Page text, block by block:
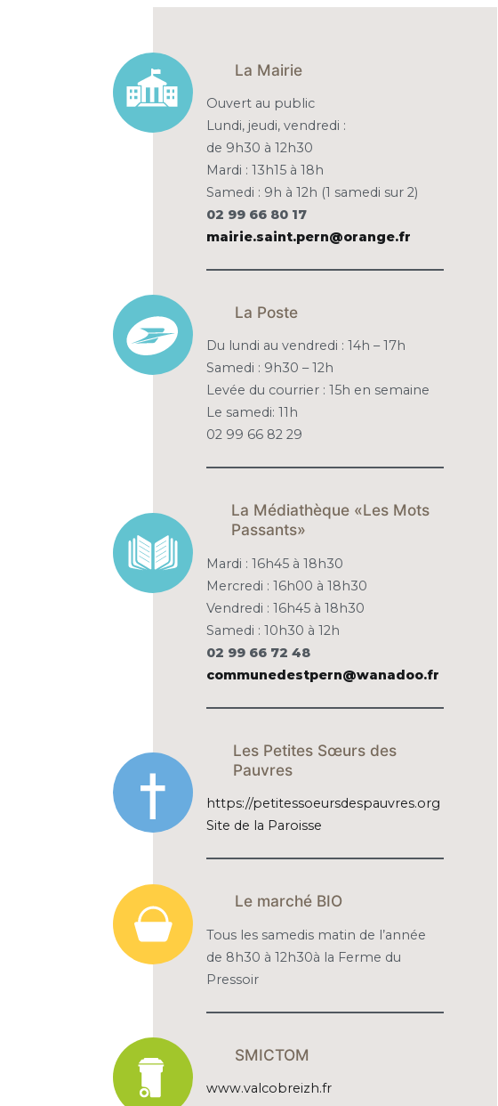
La Mairie
Ouvert au public
Lundi, jeudi, vendredi :
de 9h30 à 12h30
Mardi : 13h15 à 18h
Samedi : 9h à 12h (1 samedi sur 2)
02 99 66 80 17
mairie.saint.pern@orange.fr
La Poste
Du lundi au vendredi : 14h – 17h
Samedi : 9h30 – 12h
Levée du courrier : 15h en semaine
Le samedi: 11h
02 99 66 82 29
La Médiathèque «Les Mots
Passants»
Mardi : 16h45 à 18h30
Mercredi : 16h00 à 18h30
Vendredi : 16h45 à 18h30
Samedi : 10h30 à 12h
02 99 66 72 48
communedestpern@wanadoo.fr
Les Petites Sœurs des
Pauvres
https://petitessoeursdespauvres.org
Site de la Paroisse
Le marché BIO
Tous les samedis matin de l’année
de 8h30 à 12h30à la Ferme du
Pressoir
SMICTOM
www.valcobreizh.fr